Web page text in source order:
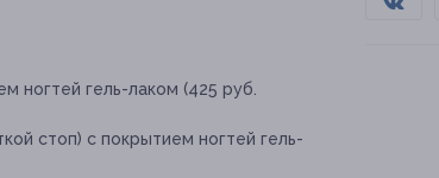
ногтей гель-лаком (425 руб.
стоп) с покрытием ногтей гель-